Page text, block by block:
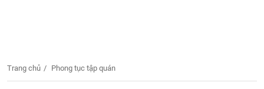
Trang chủ Phong tục tập quán